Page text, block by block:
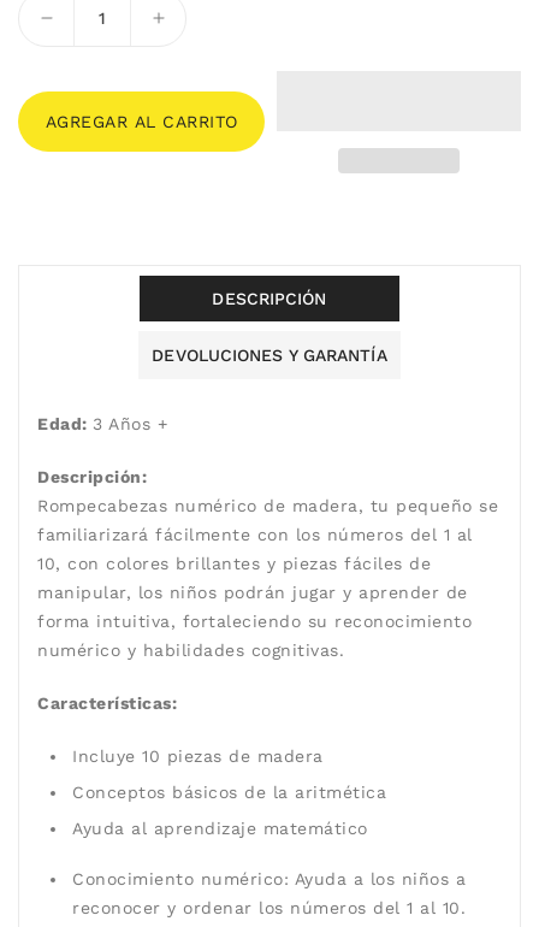
Reducir
Numérico
de
Aumentar
Rompecabezas
Numérico
de
AGREGAR AL CARRITO
DESCRIPCIÓN
DEVOLUCIONES Y GARANTÍA
Edad: 3 Años +
Descripción:
Rompecabezas numérico de madera, tu pequeño se
familiarizará fácilmente con los números del 1 al
10, con colores brillantes y piezas fáciles de
manipular, los niños podrán jugar y aprender de
forma intuitiva, fortaleciendo su reconocimiento
numérico y habilidades cognitivas.
Características:
Incluye 10 piezas de madera
Conceptos básicos de la aritmética
Ayuda al aprendizaje matemático
Conocimiento numérico: Ayuda a los niños a
reconocer y ordenar los números del 1 al 10.